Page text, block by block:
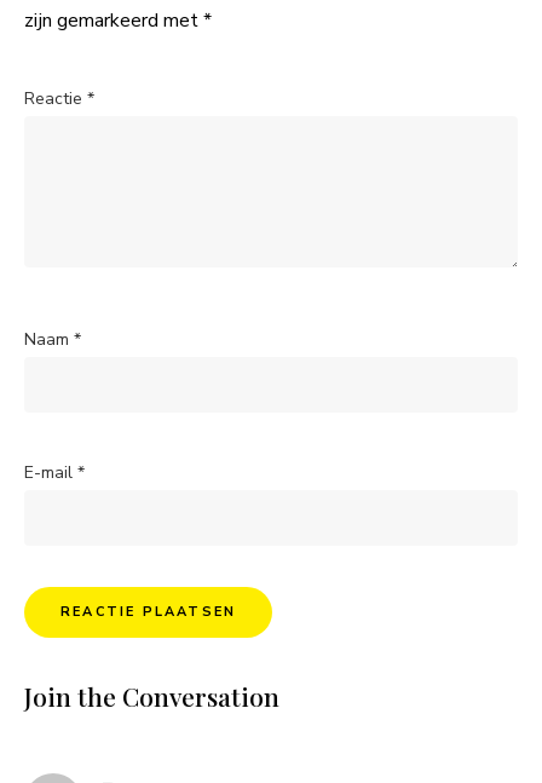
zijn gemarkeerd met*
Reactie *
Naam *
E-mail *
Join the Conversation